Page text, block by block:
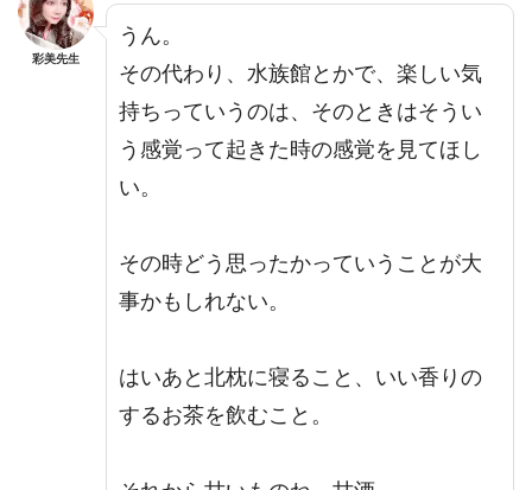
彩美先生
うん。
その代わり、水族館とかで、楽しい気
持ちっていうのは、そのときはそうい
う感覚って起きた時の感覚を見てほし
い。
その時どう思ったかっていうことが大
事かもしれない。
はいあと北枕に寝ること、いい香りの
するお茶を飲むこと。